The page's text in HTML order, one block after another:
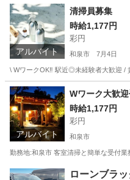
大阪 和泉市 旅館 時給
アルバイト
清掃員募集
時給1,177円
彩円
和泉市 7月4日
\ WワークOK‼︎ 駅近◎未経験者大歓迎 /
大阪 和泉市 スタッ
アルバイト
Wワーク大歓
時給1,177円
彩円
和泉市
勤務地:和泉市 客室清掃と簡単な受付
大阪 和泉市 旅館 時給
ローンブラ